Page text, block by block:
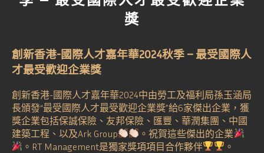
獎
創新香港-國際人才嘉年華2024秋季 – 最受國際人
才最受歡迎企業獎
創新香港-國際人才嘉年華2024中由勞工及福利局孫玉涵局
長頒發“最受國際人才最受歡迎企業獎”給6家傑出企業，獲
獎企業包括保誠保險、友邦保險、匯豐、華潤集團、中國
建築工程、以及Ark Group
。祝賀這些傑出的企業
。RT Management是獨家獎項項目合作夥伴
。